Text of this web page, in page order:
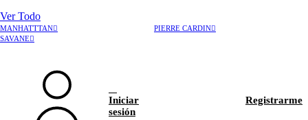
Ver Todo
MANHATTTAN
PIERRE CARDIN
SAVANE
Iniciar
sesión
Registrarme
Hablar con asesor